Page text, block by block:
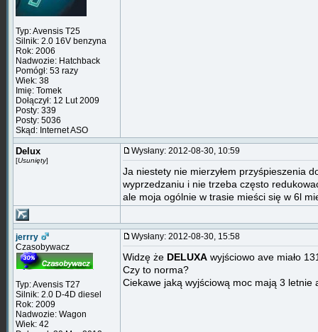
Typ: Avensis T25
Silnik: 2.0 16V benzyna
Rok: 2006
Nadwozie: Hatchback
Pomógł: 53 razy
Wiek: 38
Imię: Tomek
Dołączył: 12 Lut 2009
Posty: 339
Posty: 5036
Skąd: Internet ASO
Delux
[Usunięty]
Wysłany: 2012-08-30, 10:59
Ja niestety nie mierzyłem przyśpieszenia
wyprzedzaniu i nie trzeba często
ale moja ogólnie w trasie mieści się w 6l
jerrry
Czasobywacz
Typ: Avensis T27
Silnik: 2.0 D-4D diesel
Rok: 2009
Nadwozie: Wagon
Wiek: 42
Wysłany: 2012-08-30, 15:58
Widzę że DELUXA wyjściowo ave miało
Czy to norma?
Ciekawe jaką wyjściową moc mają 3